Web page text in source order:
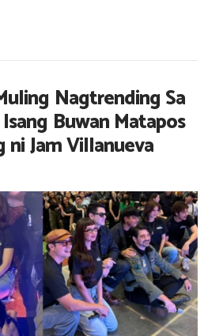
Nagtrending Sa
Buwan Matapos
ni Jam Villanueva